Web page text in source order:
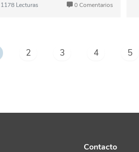
1178 Lecturas
0 Comentarios
2 3 4 5
Contacto